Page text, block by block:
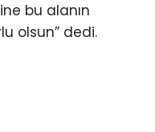
bu alanın
olsun” dedi.